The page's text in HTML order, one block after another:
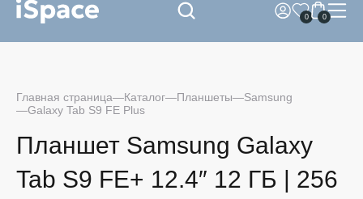
0 0
Главная страница Каталог Планшеты
Samsung
Galaxy Tab S9 FE Plus
Планшет Samsung Galaxy
Tab S9 FE+ 12.4″ 12 ГБ | 256